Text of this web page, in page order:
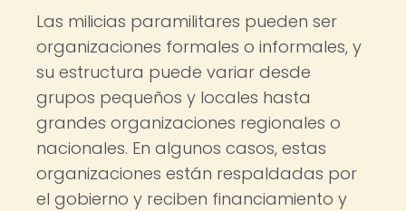
Las milicias paramilitares pueden ser
organizaciones formales o informales, y
su estructura puede variar desde
grupos pequeños y locales hasta
grandes organizaciones regionales o
nacionales. En algunos casos, estas
organizaciones están respaldadas por
el gobierno y reciben financiamiento y